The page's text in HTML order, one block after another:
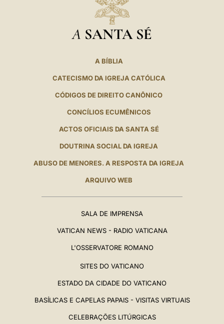
A SANTA SÉ
A BÍBLIA
CATECISMO DA IGREJA CATÓLICA
CÓDIGOS DE DIREITO CANÔNICO
CONCÍLIOS ECUMÊNICOS
ACTOS OFICIAIS DA SANTA SÉ
DOUTRINA SOCIAL DA IGREJA
ABUSO DE MENORES. A RESPOSTA DA IGREJA
ARQUIVO WEB
SALA DE IMPRENSA
VATICAN NEWS - RADIO VATICANA
L'OSSERVATORE ROMANO
SITES DO VATICANO
ESTADO DA CIDADE DO VATICANO
BASÍLICAS E CAPELAS PAPAIS - VISITAS VIRTUAIS
CELEBRAÇÕES LITÚRGICAS